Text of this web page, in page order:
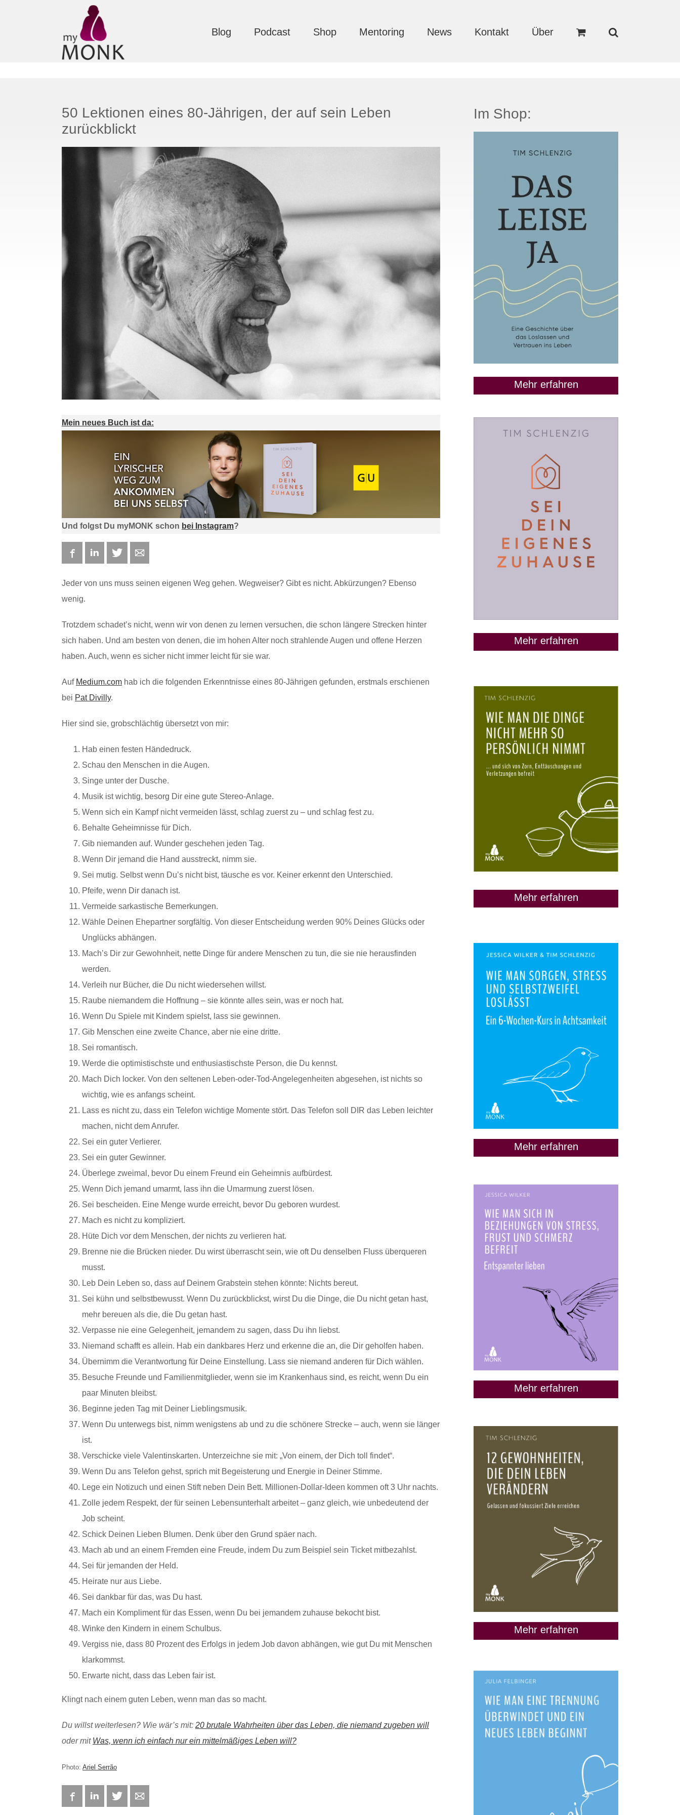
Blog Podcast Shop Mentoring News Kontakt Über
50 Lektionen eines 80-Jährigen, der auf sein Leben
zurückblickt
Mein neues Buch ist da:
Und folgst Du myMONK schon bei Instagram?
FacebookLinkedIn Twitter
Jeder von uns muss seinen eigenen Weg gehen. Wegweiser? Gibt es nicht. Abkürzungen? Ebenso
wenig.
Trotzdem schadet’s nicht, wenn wir von denen zu lernen versuchen, die schon längere Strecken hinter
sich haben. Und am besten von denen, die im hohen Alter noch strahlende Augen und offene Herzen
haben. Auch, wenn es sicher nicht immer leicht für sie war.
Auf Medium.com hab ich die folgenden Erkenntnisse eines 80-Jährigen gefunden, erstmals erschienen
bei Pat Divilly.
Hier sind sie, grobschlächtig übersetzt von mir:
Hab einen festen Händedruck.
Schau den Menschen in die Augen.
Singe unter der Dusche.
Musik ist wichtig, besorg Dir eine gute Stereo-Anlage.
Wenn sich ein Kampf nicht vermeiden lässt, schlag zuerst zu – und schlag fest zu.
Behalte Geheimnisse für Dich.
Gib niemanden auf. Wunder geschehen jeden Tag.
Wenn Dir jemand die Hand ausstreckt, nimm sie.
Sei mutig. Selbst wenn Du’s nicht bist, täusche es vor. Keiner erkennt den Unterschied.
Pfeife, wenn Dir danach ist.
Vermeide sarkastische Bemerkungen.
Wähle Deinen Ehepartner sorgfältig. Von dieser Entscheidung werden 90% Deines Glücks oder
Unglücks abhängen.
Mach’s Dir zur Gewohnheit, nette Dinge für andere Menschen zu tun, die sie nie herausfinden
werden.
Verleih nur Bücher, die Du nicht wiedersehen willst.
Raube niemandem die Hoffnung – sie könnte alles sein, was er noch hat.
Wenn Du Spiele mit Kindern spielst, lass sie gewinnen.
Gib Menschen eine zweite Chance, aber nie eine dritte.
Sei romantisch.
Werde die optimistischste und enthusiastischste Person, die Du kennst.
Mach Dich locker. Von den seltenen Leben-oder-Tod-Angelegenheiten abgesehen, ist nichts so
wichtig, wie es anfangs scheint.
Lass es nicht zu, dass ein Telefon wichtige Momente stört. Das Telefon soll DIR das Leben leichter
machen, nicht dem Anrufer.
Sei ein guter Verlierer.
Sei ein guter Gewinner.
Überlege zweimal, bevor Du einem Freund ein Geheimnis aufbürdest.
Wenn Dich jemand umarmt, lass ihn die Umarmung zuerst lösen.
Sei bescheiden. Eine Menge wurde erreicht, bevor Du geboren wurdest.
Mach es nicht zu kompliziert.
Hüte Dich vor dem Menschen, der nichts zu verlieren hat.
Brenne nie die Brücken nieder. Du wirst überrascht sein, wie oft Du denselben Fluss überqueren
musst.
Leb Dein Leben so, dass auf Deinem Grabstein stehen könnte: Nichts bereut.
Sei kühn und selbstbewusst. Wenn Du zurückblickst, wirst Du die Dinge, die Du nicht getan hast,
mehr bereuen als die, die Du getan hast.
Verpasse nie eine Gelegenheit, jemandem zu sagen, dass Du ihn liebst.
Niemand schafft es allein. Hab ein dankbares Herz und erkenne die an, die Dir geholfen haben.
Übernimm die Verantwortung für Deine Einstellung. Lass sie niemand anderen für Dich wählen.
Besuche Freunde und Familienmitglieder, wenn sie im Krankenhaus sind, es reicht, wenn Du ein
paar Minuten bleibst.
Beginne jeden Tag mit Deiner Lieblingsmusik.
Wenn Du unterwegs bist, nimm wenigstens ab und zu die schönere Strecke – auch, wenn sie länger
ist.
Verschicke viele Valentinskarten. Unterzeichne sie mit: „Von einem, der Dich toll findet“.
Wenn Du ans Telefon gehst, sprich mit Begeisterung und Energie in Deiner Stimme.
Lege ein Notizuch und einen Stift neben Dein Bett. Millionen-Dollar-Ideen kommen oft 3 Uhr nachts.
Zolle jedem Respekt, der für seinen Lebensunterhalt arbeitet – ganz gleich, wie unbedeutend der
Job scheint.
Schick Deinen Lieben Blumen. Denk über den Grund späer nach.
Mach ab und an einem Fremden eine Freude, indem Du zum Beispiel sein Ticket mitbezahlst.
Sei für jemanden der Held.
Heirate nur aus Liebe.
Sei dankbar für das, was Du hast.
Mach ein Kompliment für das Essen, wenn Du bei jemandem zuhause bekocht bist.
Winke den Kindern in einem Schulbus.
Vergiss nie, dass 80 Prozent des Erfolgs in jedem Job davon abhängen, wie gut Du mit Menschen
klarkommst.
Erwarte nicht, dass das Leben fair ist.
Klingt nach einem guten Leben, wenn man das so macht.
Du willst weiterlesen? Wie wär’s mit: 20 brutale Wahrheiten über das Leben, die niemand zugeben will
oder mit Was, wenn ich einfach nur ein mittelmäßiges Leben will?
Photo: Ariel Serrão
FacebookLinkedIn Twitter
Im Shop:
Mehr erfahren
Mehr erfahren
Mehr erfahren
Mehr erfahren
Mehr erfahren
Mehr erfahren